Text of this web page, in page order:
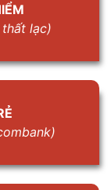
thất lạc)